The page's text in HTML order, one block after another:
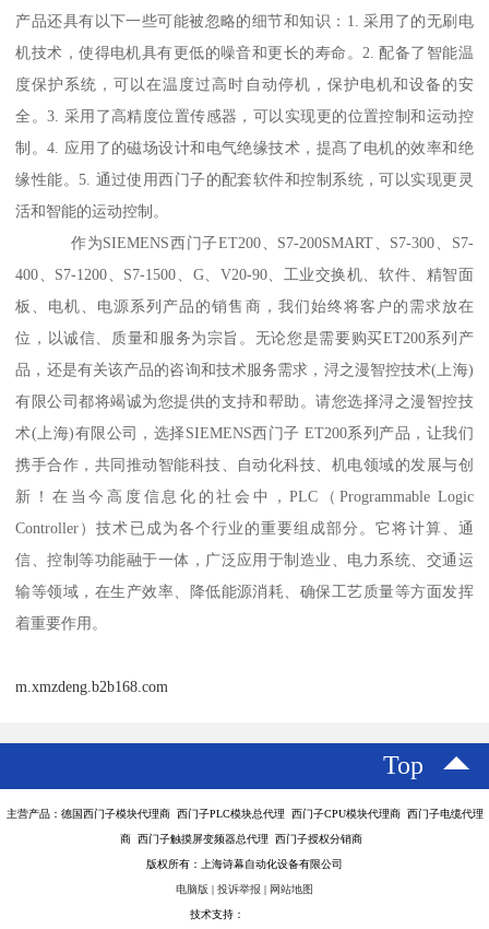
产品还具有以下一些可能被忽略的细节和知识：1. 采用了的无刷电
机技术，使得电机具有更低的噪音和更长的寿命。2. 配备了智能温
度保护系统，可以在温度过高时自动停机，保护电机和设备的安
全。3. 采用了高精度位置传感器，可以实现更的位置控制和运动控
制。4. 应用了的磁场设计和电气绝缘技术，提髙了电机的效率和绝
缘性能。5. 通过使用西门子的配套软件和控制系统，可以实现更灵
活和智能的运动控制。
作为SIEMENS西门子ET200、S7-200SMART、S7-300、S7-
400、S7-1200、S7-1500、G、V20-90、工业交换机、软件、精智面
板、电机、电源系列产品的销售商，我们始终将客户的需求放在
位，以诚信、质量和服务为宗旨。无论您是需要购买ET200系列产
品，还是有关该产品的咨询和技术服务需求，浔之漫智控技术(上海)
有限公司都将竭诚为您提供的支持和帮助。请您选择浔之漫智控技
术(上海)有限公司，选择SIEMENS西门子 ET200系列产品，让我们
携手合作，共同推动智能科技、自动化科技、机电领域的发展与创
新！在当今高度信息化的社会中，PLC（Programmable Logic
Controller）技术已成为各个行业的重要组成部分。它将计算、通
信、控制等功能融于一体，广泛应用于制造业、电力系统、交通运
输等领域，在生产效率、降低能源消耗、确保工艺质量等方面发挥
着重要作用。
m.xmzdeng.b2b168.com
Top
主营产品：德国西门子模块代理商 西门子PLC模块总代理 西门子CPU模块代理商 西门子电缆代理
商 西门子触摸屏变频器总代理 西门子授权分销商
版权所有：上海诗幕自动化设备有限公司
电脑版 | 投诉举报 | 网站地图
技术支持：